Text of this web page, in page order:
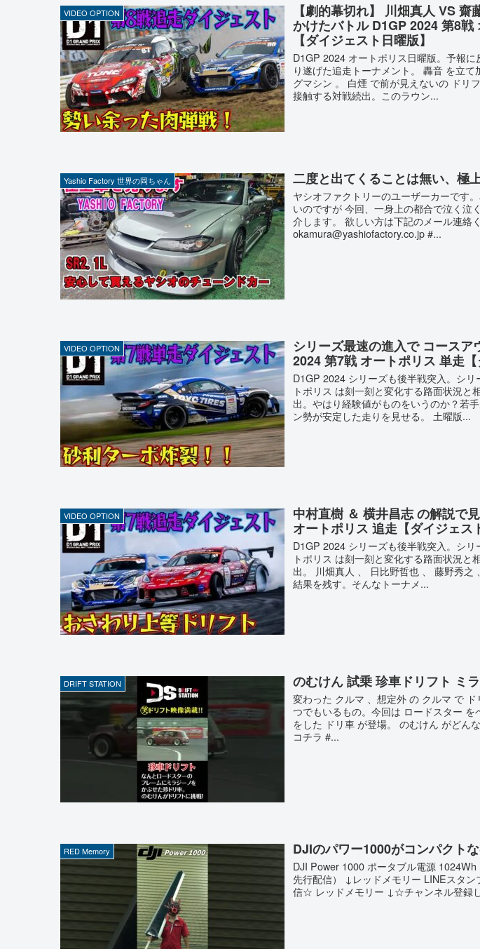
VIDEO OPTION
【劇的幕切れ】 川畑真人 VS
かけたバトル D1GP 2024 第8戦
【ダイジェスト日曜版】
D1GP 2024 オートポリス日曜版。予報
り遂げた追走トーナメント。 轟音 を立
グマシン 。 白煙 で前が見えないの ドリ
接触する対戦続出。このラウン...
Yashio Factory 世界の岡ちゃん 二度と出てくることは無い、極
ヤシオファクトリーのユーザーカーです
いのですが 今回、一身上の都合で泣く泣
介します。 欲しい方は下記のメール連絡く
okamura@yashiofactory.co.jp #...
VIDEO OPTION
シリーズ最速の進入で コースア
2024 第7戦 オートポリス 単走【
D1GP 2024 シリーズも後半戦突入。シ
トポリス は刻一刻と変化する路面状況と
出。やはり経験値がものをいうのか？若
ン勢が安定した走りを見せる。 土曜版...
VIDEO OPTION
中村直樹 ＆ 横井昌志 の解説で
オートポリス 追走【ダイジェス
D1GP 2024 シリーズも後半戦突入。シ
トポリス は刻一刻と変化する路面状況と
出。 川畑真人 、 日比野哲也 、 藤野秀之
結果を残す。そんなトーナメ...
DRIFT STATION のむけん 試乗 珍車ドリフト ミ
変わった クルマ 、想定外 の クルマ で
つでもいるもの。今回は ロードスター を
をした ドリ車 が登場。 のむけん がどん
コチラ #...
RED Memory DJIのパワー1000がコンパクト
DJI Power 1000 ポータブル電源
先行配信） ↓レッドメモリー LINEスタ
信☆ レッドメモリー ↓☆チャンネル登録